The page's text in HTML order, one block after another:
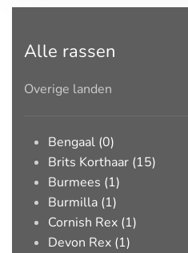
Alle rassen
Overige landen
Bengaal (0)
Brits Korthaar (15)
Burmees (1)
Burmilla (1)
Cornish Rex (1)
Devon Rex (1)